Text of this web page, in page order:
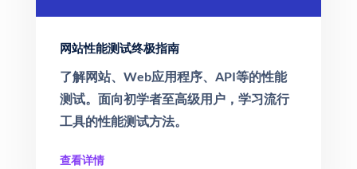
网站性能测试终极指南
了解网站、Web应用程序、API等的性能
测试。面向初学者至高级用户，学习流行
工具的性能测试方法。
查看详情